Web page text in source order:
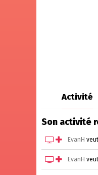
Activité
Son activité
EvanH
EvanH